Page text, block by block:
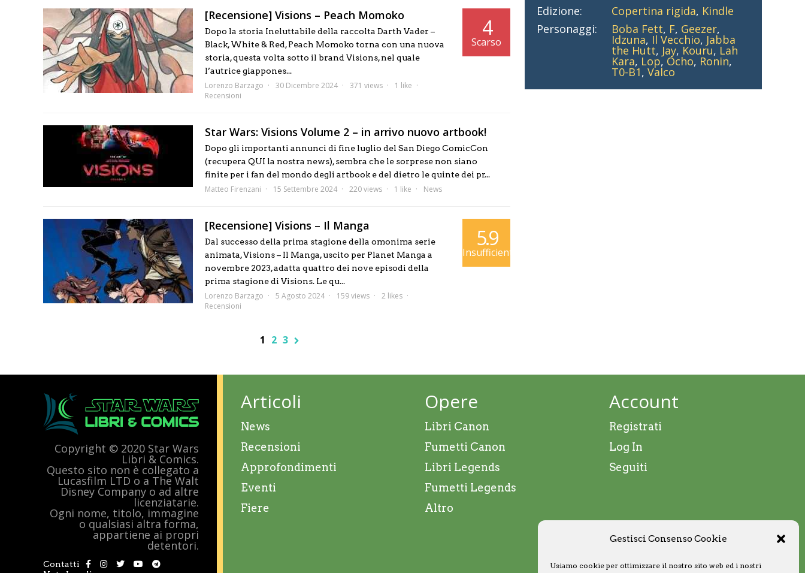
Gestisci Consenso Cookie
Usiamo cookie per ottimizzare il nostro sito web ed i nostri
[Recensione] Visions – Peach Momoko
Dopo la storia Ineluttabile della raccolta Darth Vader –
Black, White & Red, Peach Momoko torna con una nuova
storia, questa volta sotto il brand Visions, nel quale
l’autrice giappones...
Lorenzo Barzago 30 Dicembre 2024 371 views
1 like
Recensioni
4
Scarso
Star Wars: Visions Volume 2 – in arrivo nuovo artbook!
Dopo gli importanti annunci di fine luglio del San Diego ComicCon
(recupera QUI la nostra news), sembra che le sorprese non siano
finite per i fan del mondo degli artbook e del dietro le quinte dei pr...
Matteo Firenzani 15 Settembre 2024 220 views 1 like News
[Recensione] Visions – Il Manga
Dal successo della prima stagione della omonima serie
animata, Visions – Il Manga, uscito per Planet Manga a
novembre 2023, adatta quattro dei nove episodi della
prima stagione di Visions. Le qu...
Lorenzo Barzago 5 Agosto 2024 159 views
2 likes
Recensioni
5.9
Insufficiente
1 2 3
Edizione:
Copertina rigida, Kindle
Personaggi:
Boba Fett, F, Geezer,
Idzuna, Il Vecchio, Jabba
the Hutt, Jay, Kouru, Lah
Kara, Lop, Ocho, Ronin,
T0-B1, Valco
Copyright © 2020 Star Wars
Libri & Comics.
Questo sito non è collegato a
Lucasfilm LTD o a The Walt
Disney Company o ad altre
licenziatarie.
Ogni nome, titolo, immagine
o qualsiasi altra forma,
appartiene ai propri
detentori.
Contatti
Articoli
News
Recensioni
Approfondimenti
Eventi
Fiere
Opere
Libri Canon
Fumetti Canon
Libri Legends
Fumetti Legends
Altro
Account
Registrati
Log In
Seguiti